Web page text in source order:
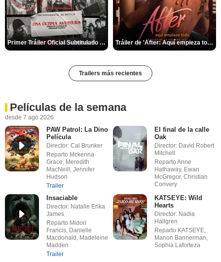
Primer Tráiler Oficial Subtitulado de 'Una última aventura: Detrás de cámaras de Stranger Things 5' Tráiler de 'After: Aquí empieza todo'
Trailers más recientes
Películas de la semana
desde 7 ago 2026
PAW Patrol: La Dino
Película
Director: Cal Brunker
Reparto Mckenna
Grace, Meredith
MacNeill, Jennifer
Hudson
Trailer
El final de la calle
Oak
Director: David Robert
Mitchell
Reparto Anne
Hathaway, Ewan
McGregor, Christian
Convery
Insaciable
Director: Natalie Erika
James
Reparto Midori
Francis, Danielle
Macdonald, Madeleine
Madden
Trailer
KATSEYE: Wild
Hearts
Director: Nadia
Hallgren
Reparto KATSEYE,
Manon Bannerman,
Sophia Laforteza